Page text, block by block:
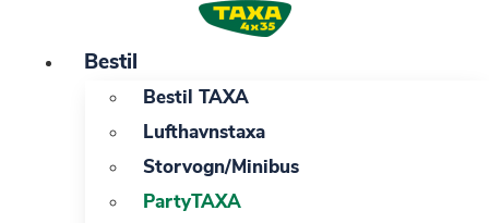
indhold
Bestil
Bestil TAXA
Lufthavnstaxa
Storvogn/Minibus
PartyTAXA